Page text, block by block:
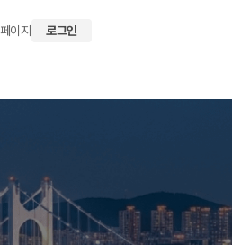
이지 로그인